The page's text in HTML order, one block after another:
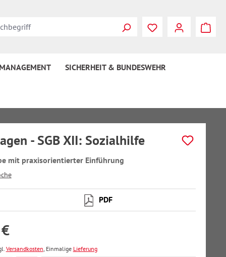
SICHERHEIT & BUNDESWEHR
- SGB XII: Sozialhilfe
mit praxisorientierter Einführung
PDF
Versandkosten, Einmalige Lieferung